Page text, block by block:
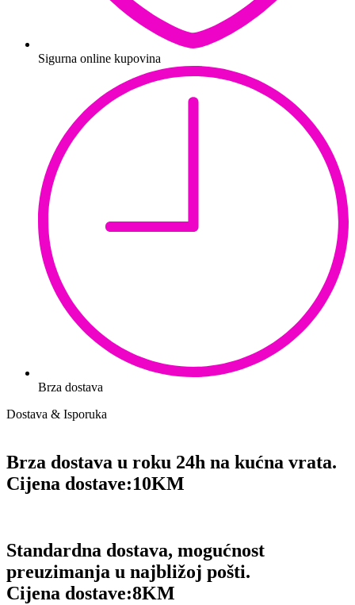
Sigurna online kupovina
Brza dostava
Dostava & Isporuka
Brza dostava u roku 24h na kućna vrata.
Cijena dostave:10KM
Standardna dostava, mogućnost
preuzimanja u najbližoj pošti.
Cijena dostave:8KM